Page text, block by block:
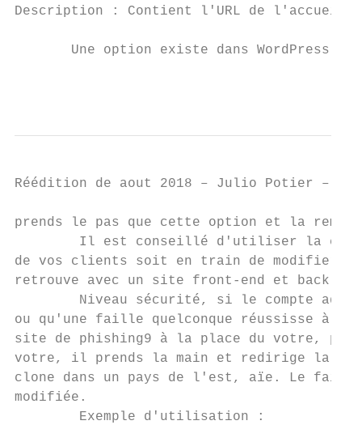
Description ​: Contient l'URL de l'accueil
Une option existe dans WordPress,
Réédition de aout 2018 – Julio Potier –
prends le pas que cette option et la
Il est conseillé d'utiliser la
de vos clients soit en train de modifier
retrouve avec un site front-end et back-
Niveau sécurité, si le compte
ou qu'une faille quelconque réussisse à
site de phishing​9 à la place du votre,
votre, il prends la main et redirige la
clone dans un pays de l'est, aïe. Le fait
modifiée.
        Exemple d'utilisation :